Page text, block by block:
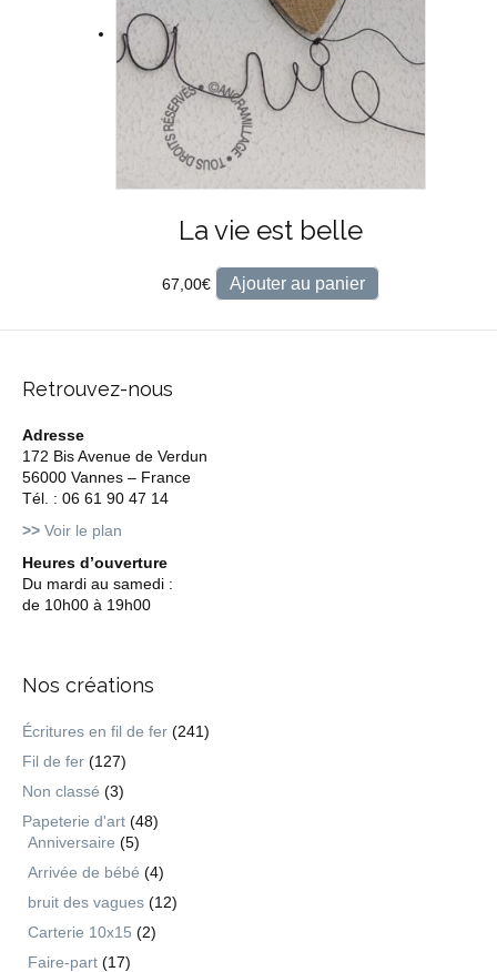
La vie est belle
67,00€ Ajouter au panier
Retrouvez-nous
Adresse
172 Bis Avenue de Verdun
56000 Vannes – France
Tél. : 06 61 90 47 14
>> Voir le plan
Heures d’ouverture
Du mardi au samedi :
de 10h00 à 19h00
Nos créations
Écritures en fil de fer (241)
Fil de fer (127)
Non classé (3)
Papeterie d'art (48)
Anniversaire (5)
Arrivée de bébé (4)
bruit des vagues (12)
Carterie 10x15 (2)
Faire-part (17)